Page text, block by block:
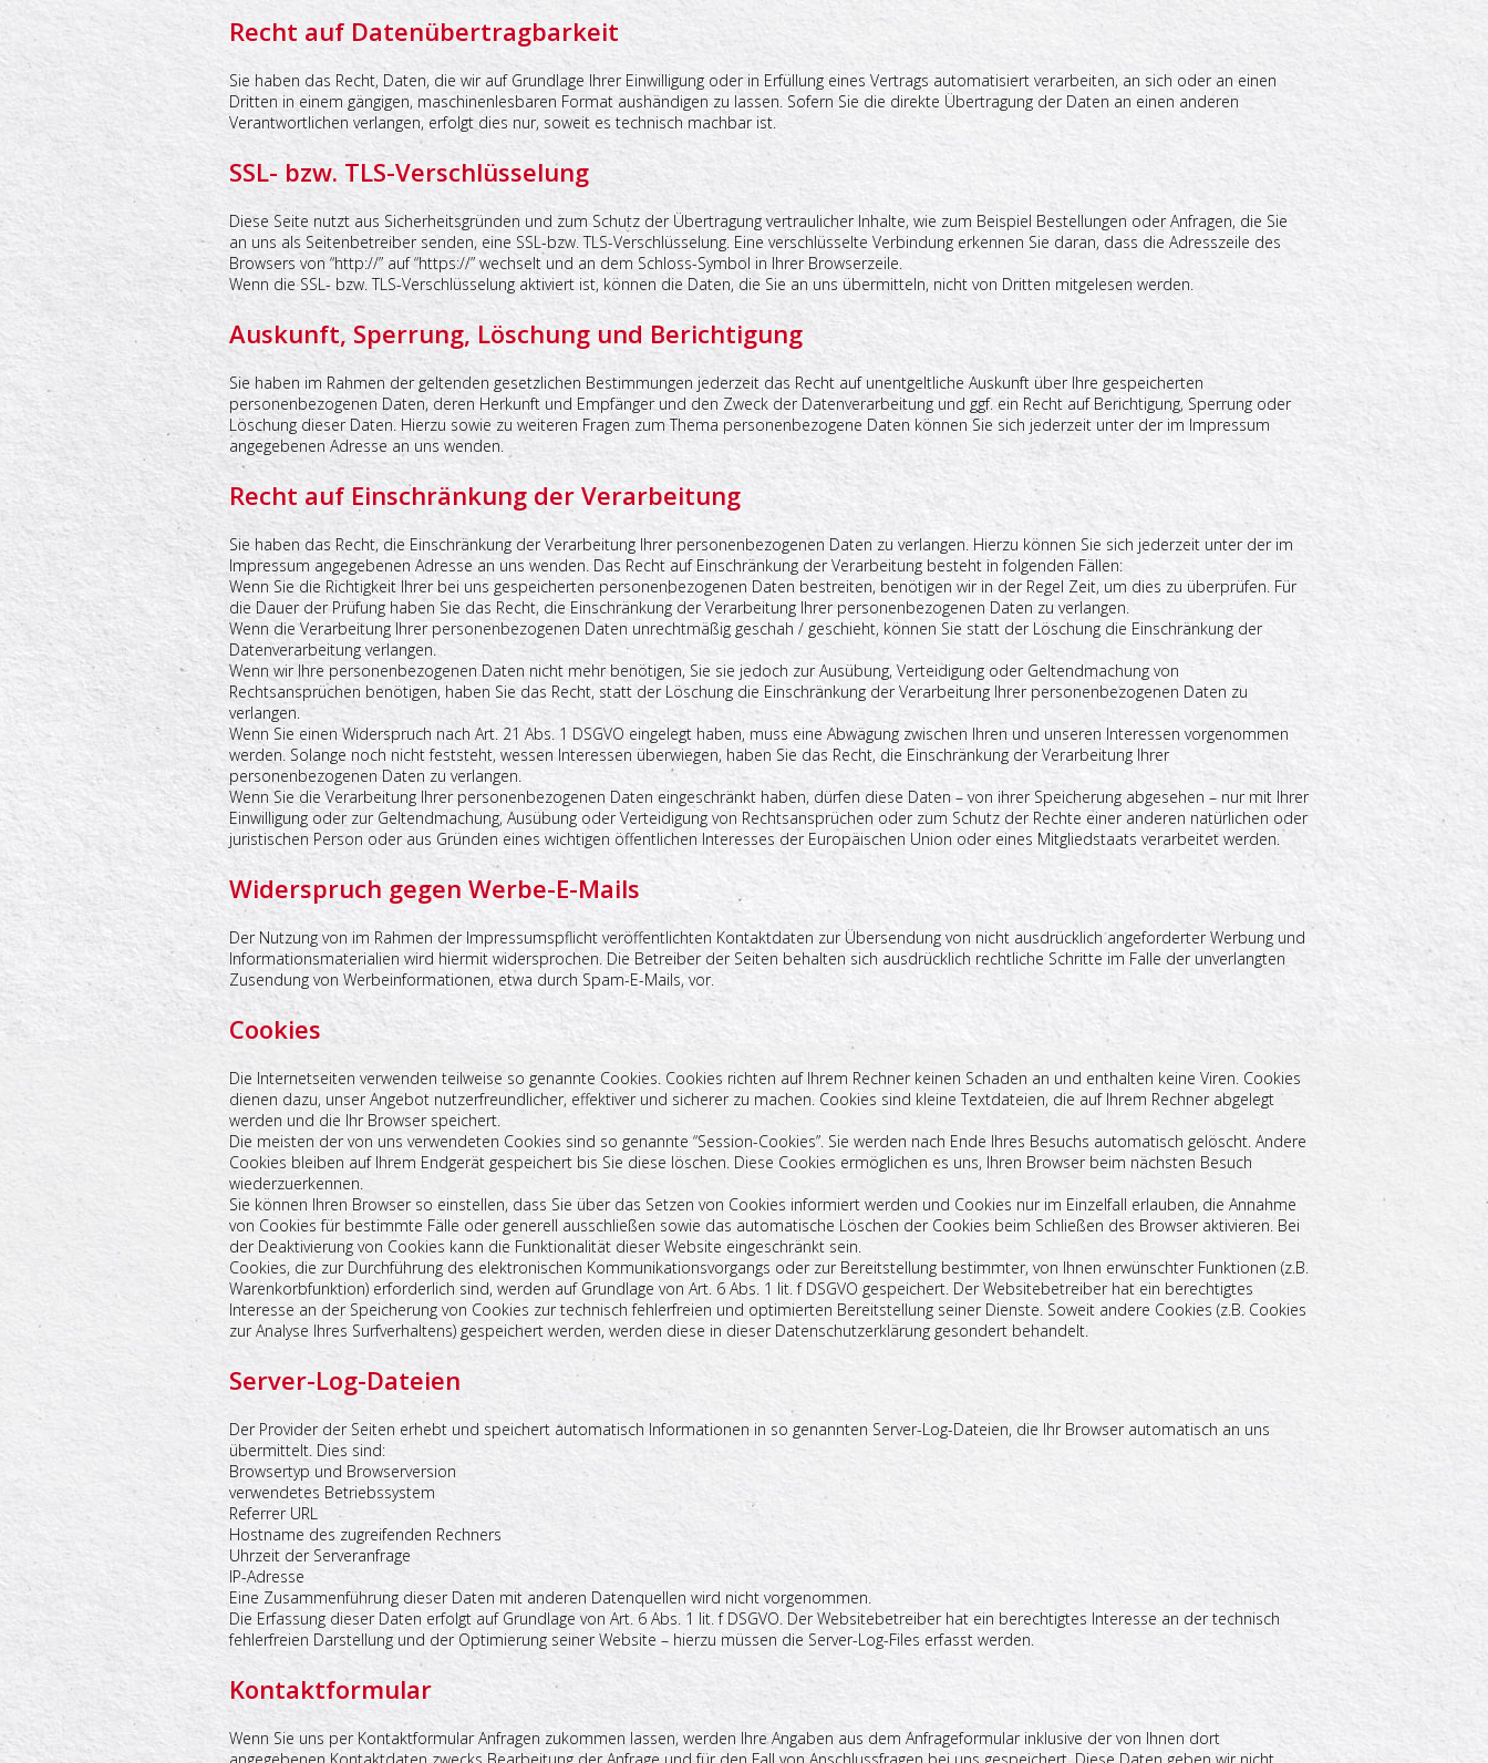
Recht auf Datenübertragbarkeit
Sie haben das Recht, Daten, die wir auf Grundlage Ihrer Einwilligung oder in Erfüllung eines Vertrags automatisiert verarbeiten, an sich oder an einen
Dritten in einem gängigen, maschinenlesbaren Format aushändigen zu lassen. Sofern Sie die direkte Übertragung der Daten an einen anderen
Verantwortlichen verlangen, erfolgt dies nur, soweit es technisch machbar ist.
SSL- bzw. TLS-Verschlüsselung
Diese Seite nutzt aus Sicherheitsgründen und zum Schutz der Übertragung vertraulicher Inhalte, wie zum Beispiel Bestellungen oder Anfragen, die Sie
an uns als Seitenbetreiber senden, eine SSL-bzw. TLS-Verschlüsselung. Eine verschlüsselte Verbindung erkennen Sie daran, dass die Adresszeile des
Browsers von “http://” auf “https://” wechselt und an dem Schloss-Symbol in Ihrer Browserzeile.
Wenn die SSL- bzw. TLS-Verschlüsselung aktiviert ist, können die Daten, die Sie an uns übermitteln, nicht von Dritten mitgelesen werden.
Auskunft, Sperrung, Löschung und Berichtigung
Sie haben im Rahmen der geltenden gesetzlichen Bestimmungen jederzeit das Recht auf unentgeltliche Auskunft über Ihre gespeicherten
personenbezogenen Daten, deren Herkunft und Empfänger und den Zweck der Datenverarbeitung und ggf. ein Recht auf Berichtigung, Sperrung oder
Löschung dieser Daten. Hierzu sowie zu weiteren Fragen zum Thema personenbezogene Daten können Sie sich jederzeit unter der im Impressum
angegebenen Adresse an uns wenden.
Recht auf Einschränkung der Verarbeitung
Sie haben das Recht, die Einschränkung der Verarbeitung Ihrer personenbezogenen Daten zu verlangen. Hierzu können Sie sich jederzeit unter der im
Impressum angegebenen Adresse an uns wenden. Das Recht auf Einschränkung der Verarbeitung besteht in folgenden Fällen:
Wenn Sie die Richtigkeit Ihrer bei uns gespeicherten personenbezogenen Daten bestreiten, benötigen wir in der Regel Zeit, um dies zu überprüfen. Für
die Dauer der Prüfung haben Sie das Recht, die Einschränkung der Verarbeitung Ihrer personenbezogenen Daten zu verlangen.
Wenn die Verarbeitung Ihrer personenbezogenen Daten unrechtmäßig geschah / geschieht, können Sie statt der Löschung die Einschränkung der
Datenverarbeitung verlangen.
Wenn wir Ihre personenbezogenen Daten nicht mehr benötigen, Sie sie jedoch zur Ausübung, Verteidigung oder Geltendmachung von
Rechtsansprüchen benötigen, haben Sie das Recht, statt der Löschung die Einschränkung der Verarbeitung Ihrer personenbezogenen Daten zu
verlangen.
Wenn Sie einen Widerspruch nach Art. 21 Abs. 1 DSGVO eingelegt haben, muss eine Abwägung zwischen Ihren und unseren Interessen vorgenommen
werden. Solange noch nicht feststeht, wessen Interessen überwiegen, haben Sie das Recht, die Einschränkung der Verarbeitung Ihrer
personenbezogenen Daten zu verlangen.
Wenn Sie die Verarbeitung Ihrer personenbezogenen Daten eingeschränkt haben, dürfen diese Daten – von ihrer Speicherung abgesehen – nur mit Ihrer
Einwilligung oder zur Geltendmachung, Ausübung oder Verteidigung von Rechtsansprüchen oder zum Schutz der Rechte einer anderen natürlichen oder
juristischen Person oder aus Gründen eines wichtigen öffentlichen Interesses der Europäischen Union oder eines Mitgliedstaats verarbeitet werden.
Widerspruch gegen Werbe-E-Mails
Der Nutzung von im Rahmen der Impressumspflicht veröffentlichten Kontaktdaten zur Übersendung von nicht ausdrücklich angeforderter Werbung und
Informationsmaterialien wird hiermit widersprochen. Die Betreiber der Seiten behalten sich ausdrücklich rechtliche Schritte im Falle der unverlangten
Zusendung von Werbeinformationen, etwa durch Spam-E-Mails, vor.
Cookies
Die Internetseiten verwenden teilweise so genannte Cookies. Cookies richten auf Ihrem Rechner keinen Schaden an und enthalten keine Viren. Cookies
dienen dazu, unser Angebot nutzerfreundlicher, effektiver und sicherer zu machen. Cookies sind kleine Textdateien, die auf Ihrem Rechner abgelegt
werden und die Ihr Browser speichert.
Die meisten der von uns verwendeten Cookies sind so genannte “Session-Cookies”. Sie werden nach Ende Ihres Besuchs automatisch gelöscht. Andere
Cookies bleiben auf Ihrem Endgerät gespeichert bis Sie diese löschen. Diese Cookies ermöglichen es uns, Ihren Browser beim nächsten Besuch
wiederzuerkennen.
Sie können Ihren Browser so einstellen, dass Sie über das Setzen von Cookies informiert werden und Cookies nur im Einzelfall erlauben, die Annahme
von Cookies für bestimmte Fälle oder generell ausschließen sowie das automatische Löschen der Cookies beim Schließen des Browser aktivieren. Bei
der Deaktivierung von Cookies kann die Funktionalität dieser Website eingeschränkt sein.
Cookies, die zur Durchführung des elektronischen Kommunikationsvorgangs oder zur Bereitstellung bestimmter, von Ihnen erwünschter Funktionen (z.B.
Warenkorbfunktion) erforderlich sind, werden auf Grundlage von Art. 6 Abs. 1 lit. f DSGVO gespeichert. Der Websitebetreiber hat ein berechtigtes
Interesse an der Speicherung von Cookies zur technisch fehlerfreien und optimierten Bereitstellung seiner Dienste. Soweit andere Cookies (z.B. Cookies
zur Analyse Ihres Surfverhaltens) gespeichert werden, werden diese in dieser Datenschutzerklärung gesondert behandelt.
Server-Log-Dateien
Der Provider der Seiten erhebt und speichert automatisch Informationen in so genannten Server-Log-Dateien, die Ihr Browser automatisch an uns
übermittelt. Dies sind:
Browsertyp und Browserversion
verwendetes Betriebssystem
Referrer URL
Hostname des zugreifenden Rechners
Uhrzeit der Serveranfrage
IP-Adresse
Eine Zusammenführung dieser Daten mit anderen Datenquellen wird nicht vorgenommen.
Die Erfassung dieser Daten erfolgt auf Grundlage von Art. 6 Abs. 1 lit. f DSGVO. Der Websitebetreiber hat ein berechtigtes Interesse an der technisch
fehlerfreien Darstellung und der Optimierung seiner Website – hierzu müssen die Server-Log-Files erfasst werden.
Kontaktformular
Wenn Sie uns per Kontaktformular Anfragen zukommen lassen, werden Ihre Angaben aus dem Anfrageformular inklusive der von Ihnen dort